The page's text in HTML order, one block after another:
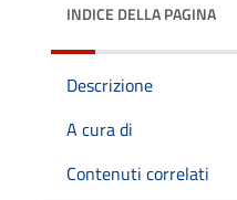
INDICE DELLA PAGINA
Descrizione
A cura di
Contenuti correlati